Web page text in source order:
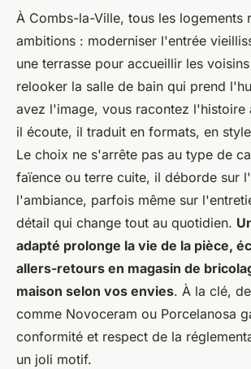
À Combs-la-Ville, tous les logements
ambitions : moderniser l'entrée
une terrasse pour accueillir les
relooker la salle de bain qui prend
avez l'image, vous racontez l'histoire
il écoute, il traduit en formats, en
Le choix ne s'arrête pas au type de
faïence ou terre cuite, il déborde sur
l'ambiance, parfois même sur
détail qui change tout au quotidien.
adapté prolonge la vie de la pièce,
allers-retours en magasin de
maison selon vos envies. À la clé,
comme Novoceram ou Porcelanosa
conformité et respect de la
un joli motif.